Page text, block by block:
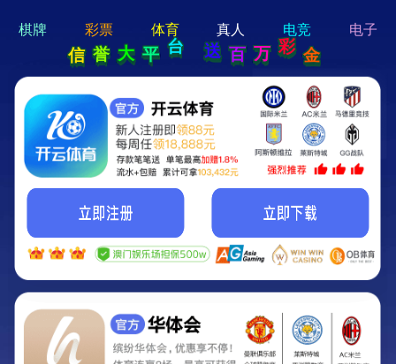
hi 💗
Hey Guys!